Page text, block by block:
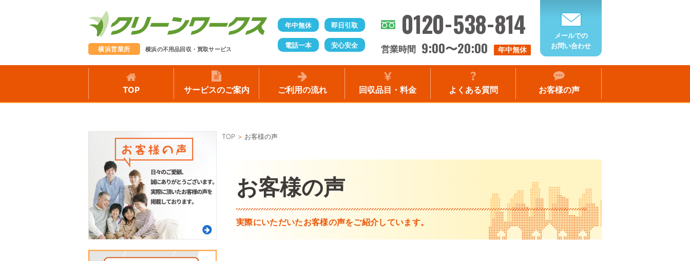
横浜営業所 横浜の不用品回収・買取サービス
年中無休 即日引取
電話一本 安心安全
0120-538-814
営業時間 9:00〜20:00 年中無休
メールでの
お問い合わせ
TOP サービスのご案内 ご利用の流れ 回収品目・料金 よくある質問 お客様の声
TOP お客様の声
お客様の声
実際にいただいたお客様の声をご紹介しています。